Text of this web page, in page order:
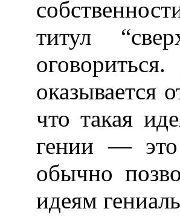
титул
оказывается
что такая
гении — это
обычно
идеям